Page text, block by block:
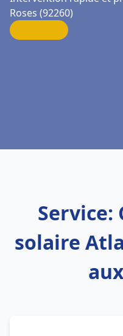
Roses (92260)
Service:
solaire